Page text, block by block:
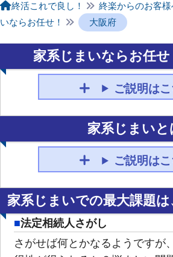
終活これで良し！ 終楽からのお客
いならお任せ！
大阪府
家系じまいならお任
ご説明は
家系じまいと
ご説明は
家系じまいでの最大課題は
法定相続人さがし
さがせば何とかなるようですが